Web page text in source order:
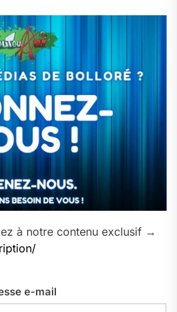
à notre contenu exclusif →
e-mail